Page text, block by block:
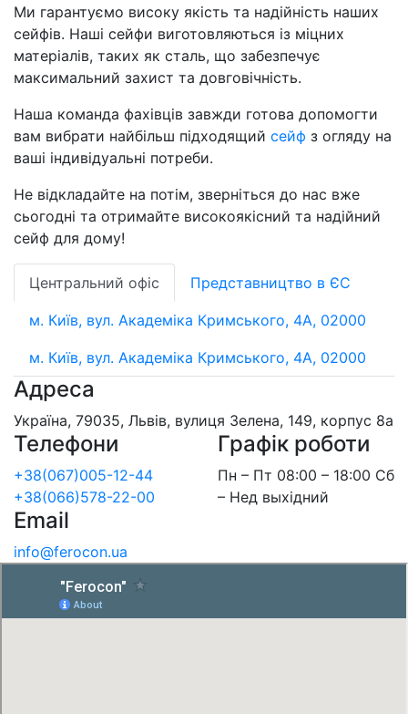
Ми гарантуємо високу якість та надійність наших
сейфів. Наші сейфи виготовляються із міцних
матеріалів, таких як сталь, що забезпечує
максимальний захист та довговічність.
Наша команда фахівців завжди готова допомогти
вам вибрати найбільш підходящий сейф з огляду на
ваші індивідуальні потреби.
Не відкладайте на потім, зверніться до нас вже
сьогодні та отримайте високоякісний та надійний
сейф для дому!
Центральний офіс Представництво в ЄС
м. Київ, вул. Академіка Кримського, 4А, 02000
м. Київ, вул. Академіка Кримського, 4А, 02000
Адреса
Україна, 79035, Львів, вулиця Зелена, 149, корпус 8а
Телефони
+38(067)005-12-44
+38(066)578-22-00
Графік роботи
Пн – Пт 08:00 – 18:00 Сб
– Нед выхідний
Email
info@ferocon.ua